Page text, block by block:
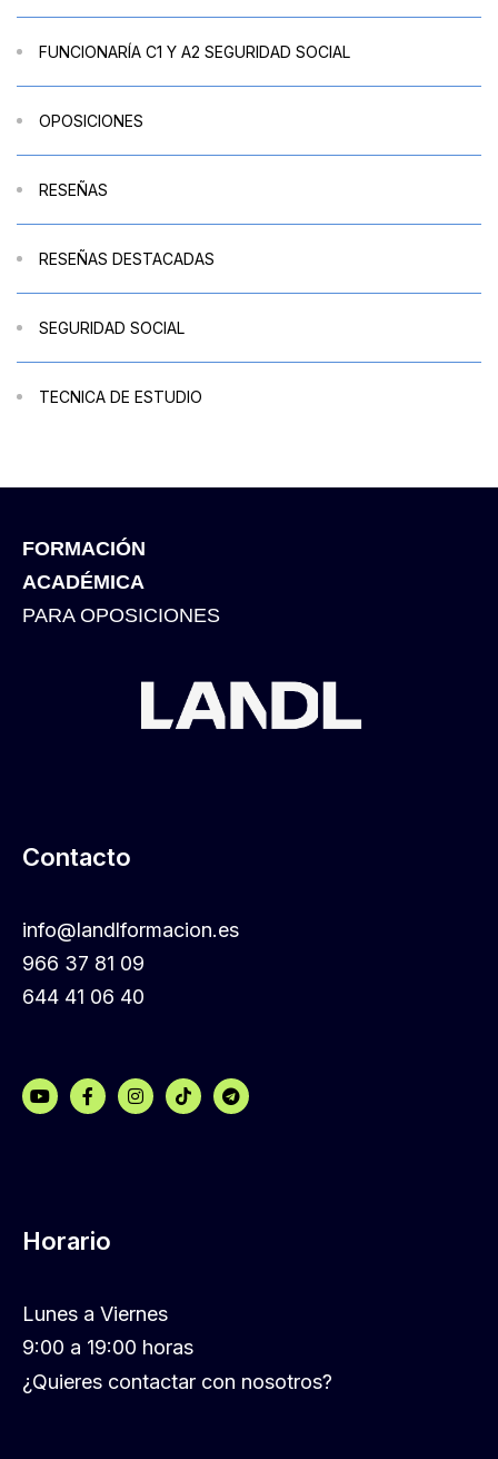
FUNCIONARÍA C1 Y A2 SEGURIDAD SOCIAL
OPOSICIONES
RESEÑAS
RESEÑAS DESTACADAS
SEGURIDAD SOCIAL
TECNICA DE ESTUDIO
FORMACIÓN
ACADÉMICA
PARA OPOSICIONES
Contacto
info@landlformacion.es
966 37 81 09
644 41 06 40
Horario
Lunes a Viernes
9:00 a 19:00 horas
¿Quieres contactar con nosotros?